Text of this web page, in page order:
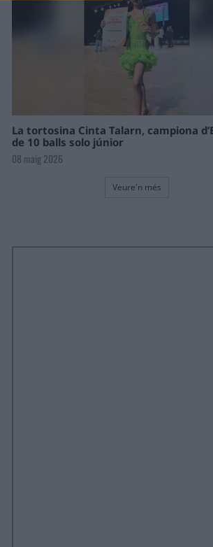
La tortosina Cinta Talarn, campiona
de 10 balls solo júnior
08 maig 2026
Veure'n més